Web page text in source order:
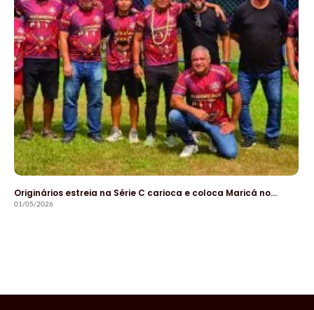
Originários estreia na Série C carioca e coloca Maricá no…
01/05/2026